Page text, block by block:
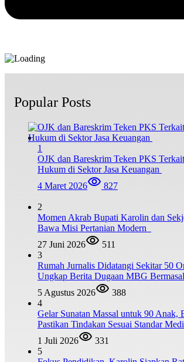
Popular Posts
1
OJK dan Bareskrim Teken PKS
Hukum di Sektor Jasa Keuangan
4 Maret 2026
827
2
Momen Akrab Bupati Karolin dan
Bawa Misi Pertanian Modern
27 Juni 2026
511
3
Rumah Jurnalis Didatangi Sekitar 50
Ungkap Berita Dugaan MBG
5 Agustus 2026
388
4
Gelar Sunatan Massal untuk 90 Anak,
Pastikan Tindakan Sesuai Standar
1 Juli 2026
331
5